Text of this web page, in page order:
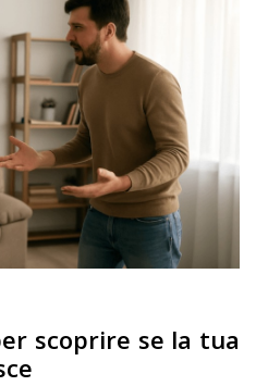
scoprire se la tua